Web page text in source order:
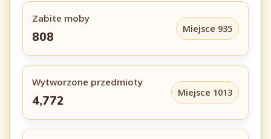
Zabite moby
808
Miejsce 935
Wytworzone przedmioty
4,772
Miejsce 1013